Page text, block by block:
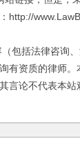
http://
括法律咨询、
有资质的律师
言论不代表本站